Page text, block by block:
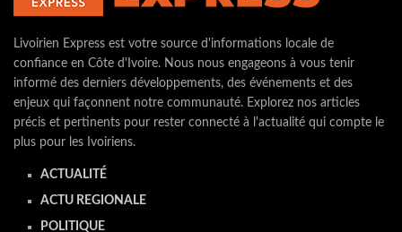
Livoirien Express est votre source d'informations locale de
confiance en Côte d'Ivoire. Nous nous engageons à vous tenir
informé des derniers développements, des événements et des
enjeux qui façonnent notre communauté. Explorez nos articles
précis et pertinents pour rester connecté à l'actualité qui compte le
plus pour les Ivoiriens.
ACTUALITÉ
ACTU REGIONALE
POLITIQUE